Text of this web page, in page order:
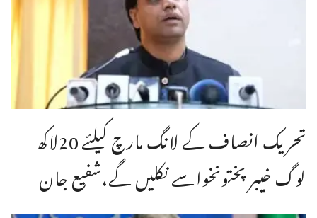
تحریک انصاف کے لانگ مارچ کیلئے 20لاکھ
لوگ خیبر پختونخواسے نکلیں گے،شفیع جان